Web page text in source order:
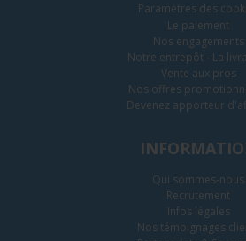
Paramètres des
Le paiement
Nos engagements
Notre entrepôt - La
Vente aux pros
Nos offres
Devenez apporteur
Qui sommes-nous
Recrutement
Infos légales
Nos témoignages